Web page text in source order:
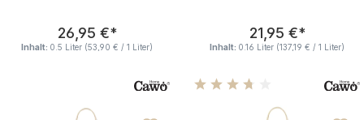
Regulärer Preis:
26,95 €*
Inhalt: 0.5 Liter (53,90 € / 1 Liter)
Regulärer
21,95 €*
Inhalt: 0.16 Liter (137,19 € / 1 Liter)
Durchschnittliche